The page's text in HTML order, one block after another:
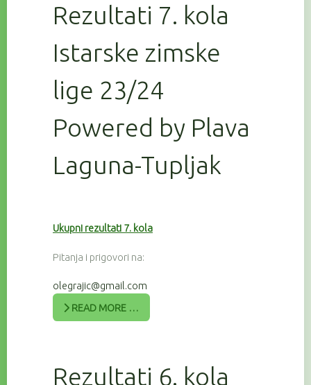
Rezultati 7. kola
Istarske zimske
lige 23/24
Powered by Plava
Laguna-Tupljak
Ukupni rezultati 7. kola
Pitanja i prigovori na:
olegrajic@gmail.com
READ MORE …
Rezultati 6. kola